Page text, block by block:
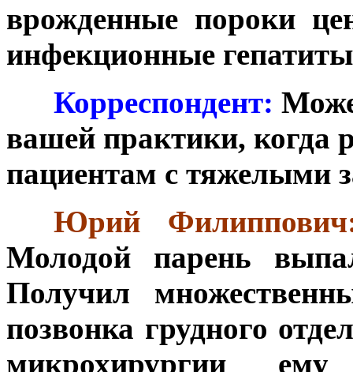
врожденные пороки
инфекционные
Корреспондент:
вашей практики, когда
пациентам с тяжелыми
Юрий
Молодой парень
Получил
позвонка грудного
микрохирургии